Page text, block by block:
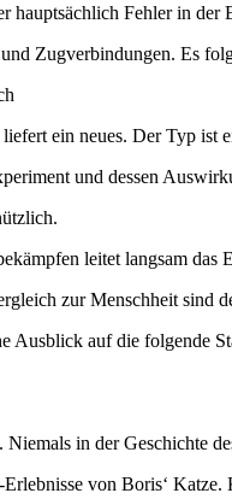
hauptsächlich Fehler in der
Zugverbindungen. Es
ein neues. Der Typ ist
und dessen
leitet langsam das
zur Menschheit sind
Ausblick auf die folgende
in der Geschichte
von Boris‘ Katze.